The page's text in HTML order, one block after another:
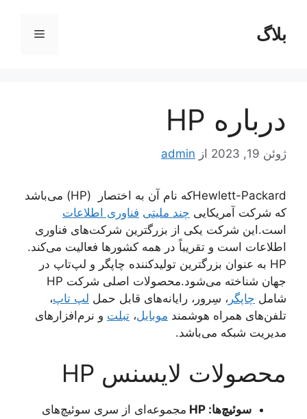
محتوابلاگ فهرست
درباره HP
ژوئن 19, 2023 از admin
Hewlett-Packardکه نام آن به ‌اختصار (HP) می‌باشد
که شرکت آمریکایی چند ‌ملیتی فناوری اطلاعات
است.این شرکت یکی از بزرگترین شرکت‌های فناوری
اطلاعات است و تقریباً در همه کشورها فعالیت می‌کند.
HP به ‌عنوان بزرگترین تولید‌کننده چاپگر و لپ‌تاپ در
جهان شناخته می‌شود.محصولات اصلی شرکت HP
شامل چاپگر ، سِرور، رایانه‌های قابل حمل لپ تاپ،
تلفن‌های همراه هوشمند موبایل، تبلت و نرم‌افزارهای
مدیریت شبکه می‌باشد.
محصولات لایسنس HP
سوئیچ‌ها: HP
مجموعه‌ای از سری سوئیچ‌های